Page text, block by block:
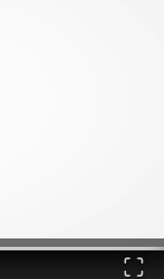
Fullscreen